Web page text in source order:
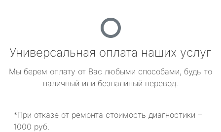
Универсальная оплата наших услуг
Мы берем оплату от Вас любыми способами, будь то
наличный или безналиный перевод.
*При отказе от ремонта стоимость диагностики –
1000 руб.